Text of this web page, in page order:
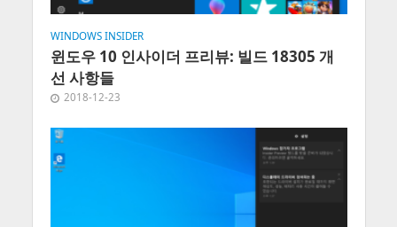
WINDOWS INSIDER
윈도우 10 인사이더 프리뷰: 빌드 18305 개
선 사항들
2018-12-23